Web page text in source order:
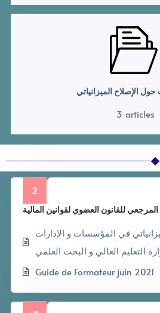
الإصلاح الميزانياتي
3 articles
2
المرجعي للقانون العضوي لقوانين المالية
في المؤسسات و الإدارات
التعليم العالي و البحث العلمي
Guide de Formateur juin 2021